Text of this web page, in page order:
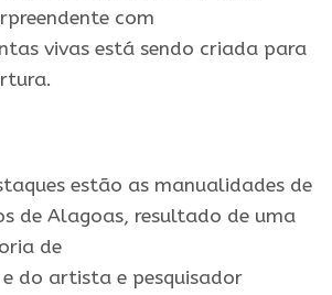
com
vivas está sendo criada para
estão as manualidades de
de Alagoas, resultado de uma
de
e do artista e pesquisador